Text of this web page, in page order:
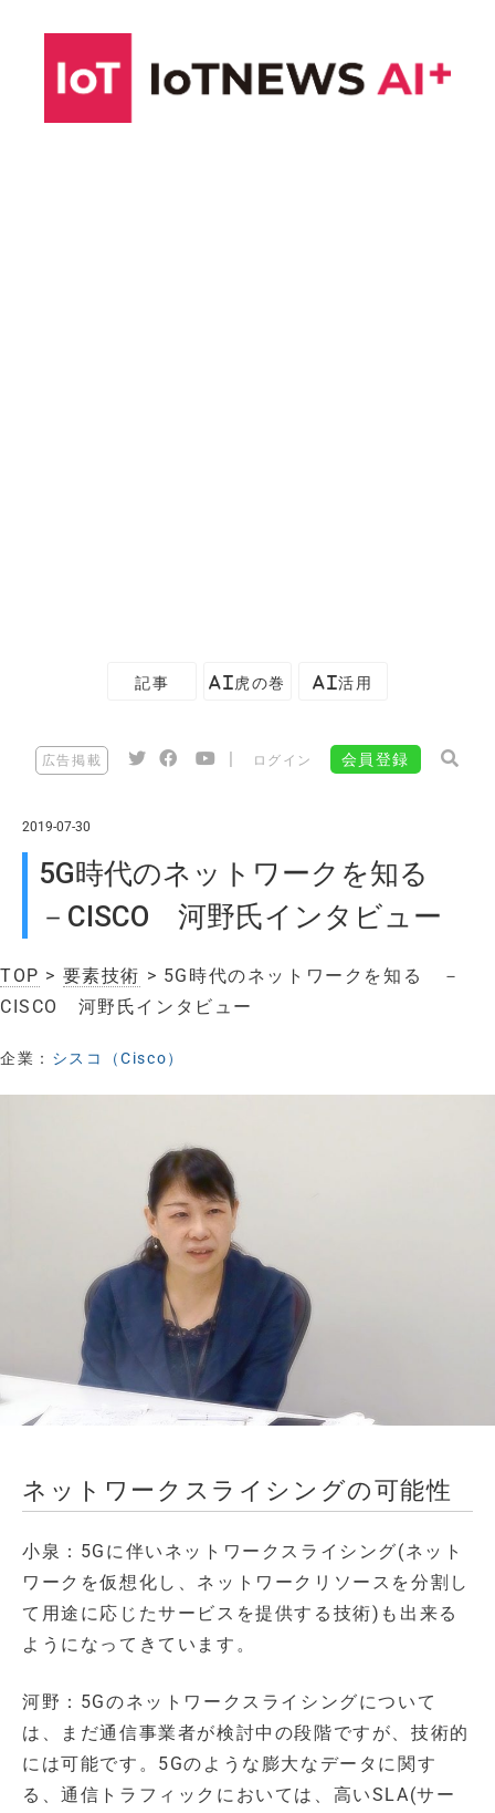
記事 AI虎の巻 AI活用
広告掲載 ログイン 会員登録
2019-07-30
5G時代のネットワークを知る
－CISCO 河野氏インタビュー
TOP > 要素技術 > 5G時代のネットワークを知る －
CISCO 河野氏インタビュー
企業： シスコ（Cisco）
ネットワークスライシングの可能性
小泉：5Gに伴いネットワークスライシング(ネット
ワークを仮想化し、ネットワークリソースを分割し
て用途に応じたサービスを提供する技術)も出来る
ようになってきています。
河野：5Gのネットワークスライシングについて
は、まだ通信事業者が検討中の段階ですが、技術的
には可能です。5Gのような膨大なデータに関す
る、通信トラフィックにおいては、高いSLA(サー